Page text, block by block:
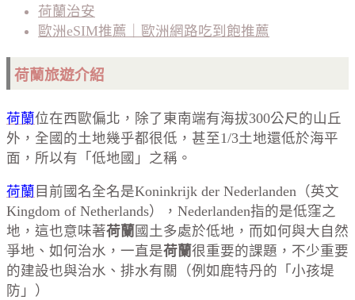
荷蘭治安
歐洲eSIM推薦｜歐洲網路吃到飽推薦
荷蘭旅遊介紹
荷蘭位在西歐偏北，除了東南端有海拔300公尺的山丘
外，全國的土地幾乎都很低，甚至1/3土地還低於海平
面，所以有「低地國」之稱。
荷蘭 目前國名全名是Koninkrijk der Nederlanden（英文
Kingdom of Netherlands），Nederlanden指的是低窪之
地，這也意味著荷蘭 國土多處於低地，而如何與大自然
爭地、如何治水，一直是荷蘭很重要的課題，不少重要
的建設也與治水、排水有關（例如鹿特丹的「小孩堤
防」）